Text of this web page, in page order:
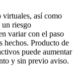
virtuales, así como
un riesgo
variar con el paso
hechos. Producto de
puede aumentar
y sin previo aviso.